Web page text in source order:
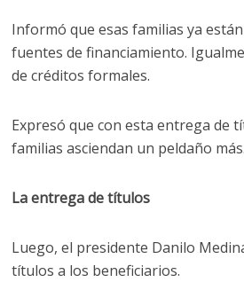
Informó que esas familias ya
fuentes de financiamiento.
de créditos formales.
Expresó que con esta entrega de
familias asciendan un peldaño
La entrega de títulos
Luego, el presidente Danilo
títulos a los beneficiarios.